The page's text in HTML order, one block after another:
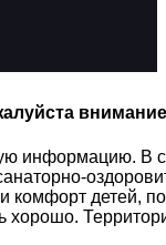
внимание
В
комфорт детей,